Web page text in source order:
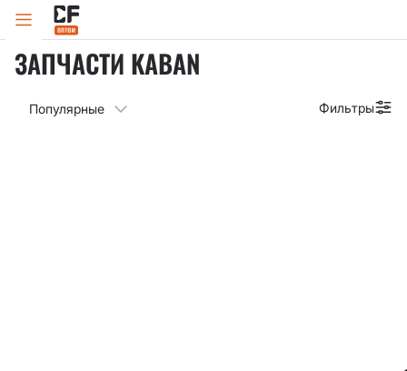
Главная Каталог
ЗАПЧАСТИ KABAN
Фильтры
Популярные